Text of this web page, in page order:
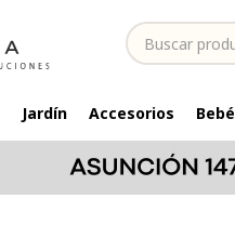
Jardín Accesorios Bebé